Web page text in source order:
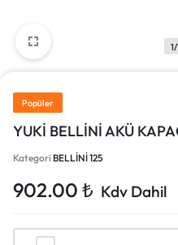
1/
Popüler
YUKİ BELLİNİ AKÜ
Kategori BELLİNİ 125
902.00 ₺ Kdv Dahil